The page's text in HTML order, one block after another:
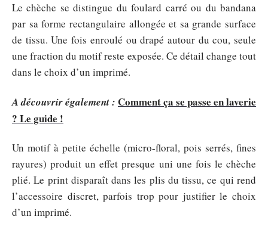
Le chèche se distingue du foulard carré ou du bandana
par sa forme rectangulaire allongée et sa grande surface
de tissu. Une fois enroulé ou drapé autour du cou, seule
une fraction du motif reste exposée. Ce détail change tout
dans le choix d’un imprimé.
A découvrir également : Comment ça se passe en laverie
? Le guide !
Un motif à petite échelle (micro-floral, pois serrés, fines
rayures) produit un effet presque uni une fois le chèche
plié. Le print disparaît dans les plis du tissu, ce qui rend
l’accessoire discret, parfois trop pour justifier le choix
d’un imprimé.